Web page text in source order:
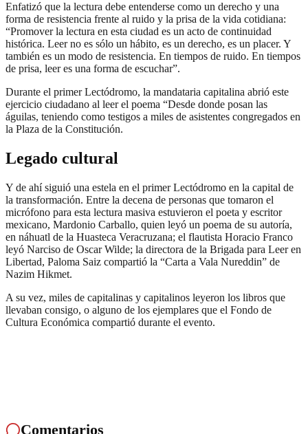
Enfatizó que la lectura debe entenderse como un derecho y una
forma de resistencia frente al ruido y la prisa de la vida cotidiana:
“Promover la lectura en esta ciudad es un acto de continuidad
histórica. Leer no es sólo un hábito, es un derecho, es un placer. Y
también es un modo de resistencia. En tiempos de ruido. En tiempos
de prisa, leer es una forma de escuchar”.
Durante el primer Lectódromo, la mandataria capitalina abrió este
ejercicio ciudadano al leer el poema “Desde donde posan las
águilas, teniendo como testigos a miles de asistentes congregados en
la Plaza de la Constitución.
Legado cultural
Y de ahí siguió una estela en el primer Lectódromo en la capital de
la transformación. Entre la decena de personas que tomaron el
micrófono para esta lectura masiva estuvieron el poeta y escritor
mexicano, Mardonio Carballo, quien leyó un poema de su autoría,
en náhuatl de la Huasteca Veracruzana; el flautista Horacio Franco
leyó Narciso de Oscar Wilde; la directora de la Brigada para Leer en
Libertad, Paloma Saiz compartió la “Carta a Vala Nureddin” de
Nazim Hikmet.
A su vez, miles de capitalinas y capitalinos leyeron los libros que
llevaban consigo, o alguno de los ejemplares que el Fondo de
Cultura Económica compartió durante el evento.
Comentarios